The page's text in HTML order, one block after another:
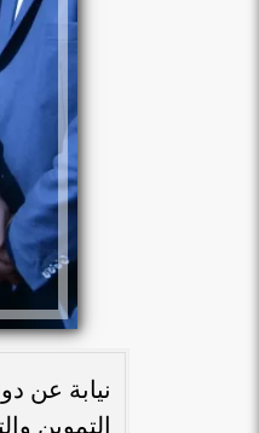
نيابة عن
التموين